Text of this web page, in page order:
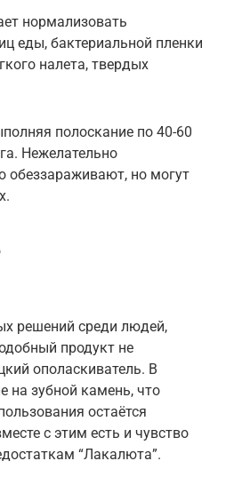
нормализовать
еды, бактериальной пленки
налета, твердых
полоскание по 40-60
Нежелательно
обеззараживают, но могут
решений среди людей,
продукт не
ополаскиватель. В
на зубной камень, что
остаётся
с этим есть и чувство
“Лакалюта”.